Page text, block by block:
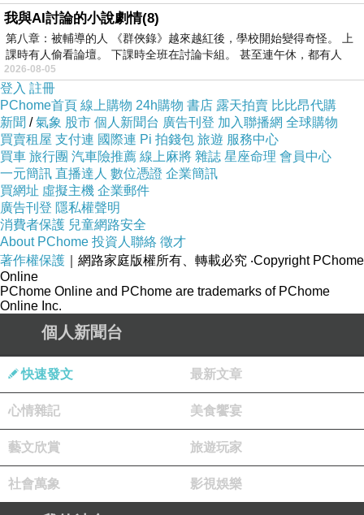
上一篇：特別休假
下一篇：
我與AI討論的小說劇情(8)
第八章：被輔導的人 《群俠錄》越來越紅後，學校開始變得奇怪。 上
課時有人偷看論壇。 下課時全班在討論卡組。 甚至連午休，都有人
2026-08-05
登入 註冊
PChome首頁 線上購物 24h購物 書店 露天拍賣 比比昂代購
新聞 /氣象 股市 個人新聞台 廣告刊登 加入聯播網 全球購物
買賣租屋 支付連 國際連 Pi 拍錢包 旅遊 服務中心
買車 旅行團 汽車險推薦 線上麻將 雜誌 星座命理 會員中心
一元簡訊 直播達人 數位憑證 企業簡訊
買網址 虛擬主機 企業郵件
廣告刊登 隱私權聲明
消費者保護 兒童網路安全
About PChome 投資人聯絡 徵才
著作權保護 ｜網路家庭版權所有、轉載必究 ‧Copyright PChome
Online
PChome Online and PChome are trademarks of PChome
Online Inc.
個人新聞台
快速發文 最新文章
心情雜記 美食饗宴
藝文欣賞 旅遊玩家
社會萬象 影視娛樂